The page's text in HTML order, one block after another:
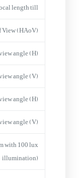
length till
(HAoV)
angle (H)
angle (V)
angle (H)
angle (V)
with 100 lux
illumination)